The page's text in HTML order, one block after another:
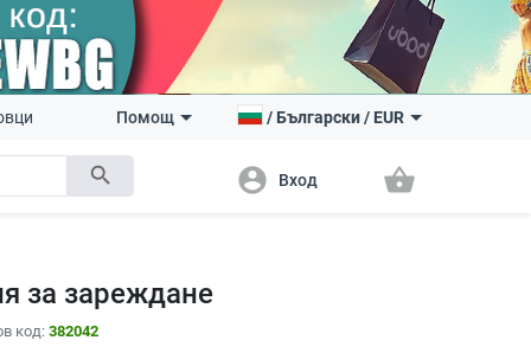
search
Помощ /Български/ EUR
account_circle Вход shopping_basket
за зареждане
код: 382042